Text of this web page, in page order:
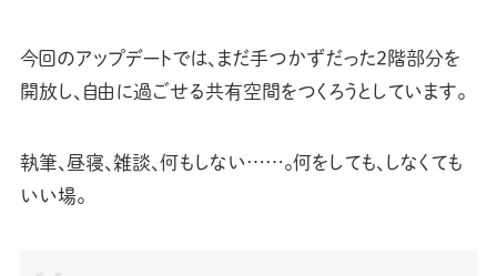
今回のアップデートでは、まだ手つかずだった2階部分を
開放し、自由に過ごせる共有空間をつくろうとしています。
執筆、昼寝、雑談、何もしない……。何をしても、しなくても
いい場。